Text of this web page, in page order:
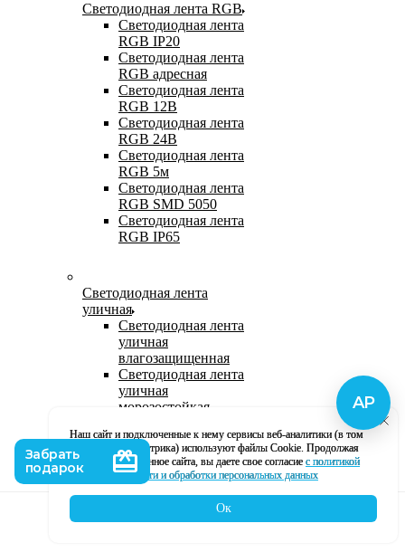
Светодиодная лента RGB
Светодиодная лента
RGB IP20
Светодиодная лента
RGB адресная
Светодиодная лента
RGB 12В
Светодиодная лента
RGB 24В
Светодиодная лента
RGB 5м
Светодиодная лента
RGB SMD 5050
Светодиодная лента
RGB IP65
Светодиодная лента
уличная
Светодиодная лента
уличная
влагозащищенная
Светодиодная лента
уличная
морозостойкая
светодиодная лента
220В
Светодиодная лента
уличная в силиконе
Наш сайт и подключенные к нему сервисы веб-аналитики (в том
числе, Яндекс Метрика) используют файлы Cookie. Продолжая
использование данное сайта, вы даете свое согласие с политикой
кофиденциальности и обработки персональных данных
Ок